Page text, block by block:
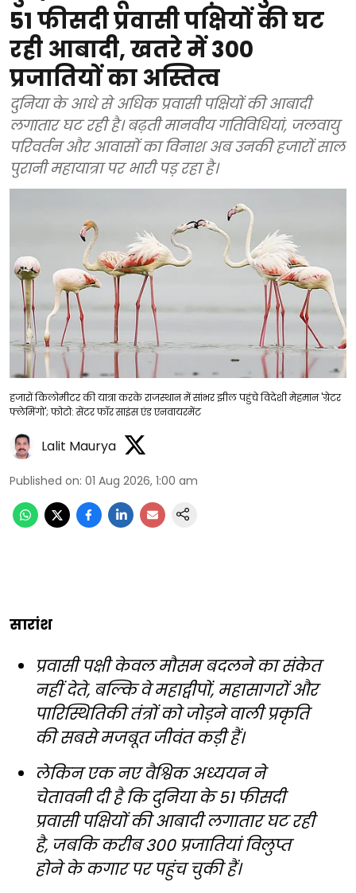
51 फीसदी प्रवासी पक्षियों की घट
रही आबादी, खतरे में 300
प्रजातियों का अस्तित्व
दुनिया के आधे से अधिक प्रवासी पक्षियों की आबादी
लगातार घट रही है। बढ़ती मानवीय गतिविधियां, जलवायु
परिवर्तन और आवासों का विनाश अब उनकी हजारों साल
पुरानी महायात्रा पर भारी पड़ रहा है।
हजारों किलोमीटर की यात्रा करके राजस्थान में सांभर झील पहुंचे विदेशी मेहमान 'ग्रेटर
फ्लेमिंगो'; फोटो: सेंटर फॉर साइंस एंड एनवायरमेंट
Lalit Maurya
Published on: 01 Aug 2026, 1:00 am
सारांश
प्रवासी पक्षी केवल मौसम बदलने का संकेत
नहीं देते, बल्कि वे महाद्वीपों, महासागरों और
पारिस्थितिकी तंत्रों को जोड़ने वाली प्रकृति
की सबसे मजबूत जीवंत कड़ी हैं।
लेकिन एक नए वैश्विक अध्ययन ने
चेतावनी दी है कि दुनिया के 51 फीसदी
प्रवासी पक्षियों की आबादी लगातार घट रही
है, जबकि करीब 300 प्रजातियां विलुप्त
होने के कगार पर पहुंच चुकी हैं।